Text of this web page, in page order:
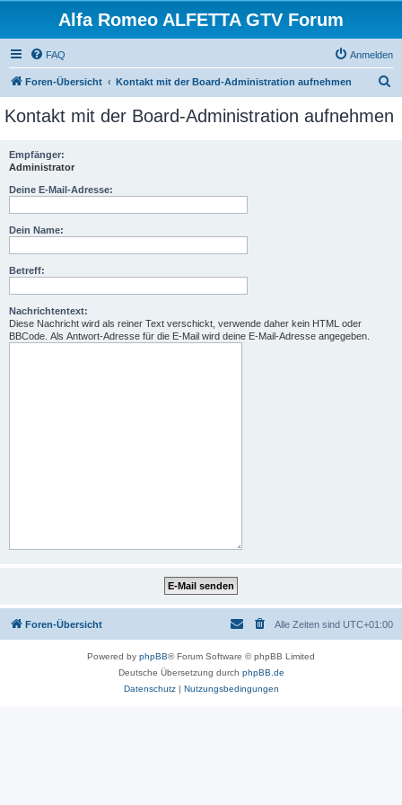
Alfa Romeo ALFETTA GTV Forum
FAQ Anmelden
Foren-Übersicht Kontakt mit der Board-Administration aufnehmen
c
Kontakt mit der Board-Administration aufnehmen
Empfänger:
Administrator
Deine E-Mail-Adresse:
Dein Name:
Betreff:
Nachrichtentext:
Diese Nachricht wird als reiner Text verschickt, verwende daher kein HTML oder
BBCode. Als Antwort-Adresse für die E-Mail wird deine E-Mail-Adresse angegeben.
Foren-Übersicht Alle Zeiten sind UTC+01:00
Powered by phpBB® Forum Software © phpBB Limited
Deutsche Übersetzung durch phpBB.de
Datenschutz| Nutzungsbedingungen